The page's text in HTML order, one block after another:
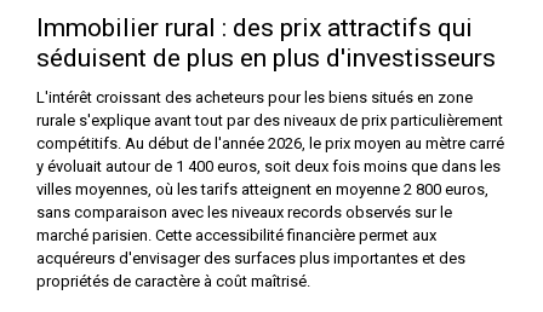
Immobilier rural : des prix attractifs qui
séduisent de plus en plus d'investisseurs
L'intérêt croissant des acheteurs pour les biens situés en zone
rurale s'explique avant tout par des niveaux de prix particulièrement
compétitifs. Au début de l'année 2026, le prix moyen au mètre carré
y évoluait autour de 1 400 euros, soit deux fois moins que dans les
villes moyennes, où les tarifs atteignent en moyenne 2 800 euros,
sans comparaison avec les niveaux records observés sur le
marché parisien. Cette accessibilité financière permet aux
acquéreurs d'envisager des surfaces plus importantes et des
propriétés de caractère à coût maîtrisé.